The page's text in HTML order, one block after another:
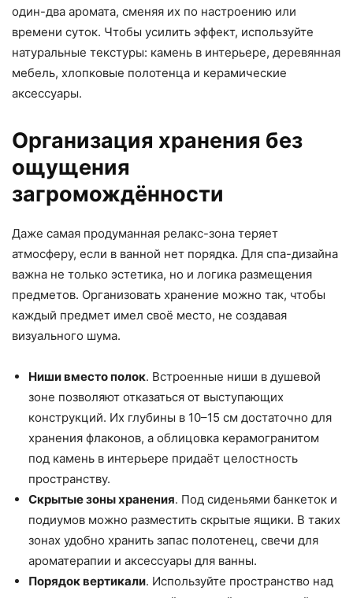
один-два аромата, сменяя их по настроению или
времени суток. Чтобы усилить эффект, используйте
натуральные текстуры: камень в интерьере, деревянная
мебель, хлопковые полотенца и керамические
аксессуары.
Организация хранения без
ощущения
загромождённости
Даже самая продуманная релакс-зона теряет
атмосферу, если в ванной нет порядка. Для спа-дизайна
важна не только эстетика, но и логика размещения
предметов. Организовать хранение можно так, чтобы
каждый предмет имел своё место, не создавая
визуального шума.
Ниши вместо полок. Встроенные ниши в душевой
зоне позволяют отказаться от выступающих
конструкций. Их глубины в 10–15 см достаточно для
хранения флаконов, а облицовка керамогранитом
под камень в интерьере придаёт целостность
пространству.
Скрытые зоны хранения. Под сиденьями банкеток и
подиумов можно разместить скрытые ящики. В таких
зонах удобно хранить запас полотенец, свечи для
ароматерапии и аксессуары для ванны.
Порядок вертикали. Используйте пространство над